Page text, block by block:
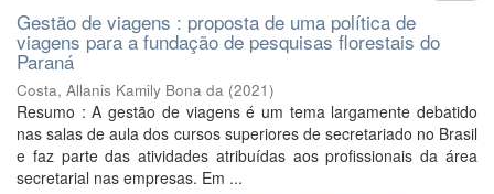
Gestão de viagens : proposta de uma política de
viagens para a fundação de pesquisas florestais do
Paraná
Costa, Allanis Kamily Bona da (2021)
Resumo : A gestão de viagens é um tema largamente debatido
nas salas de aula dos cursos superiores de secretariado no Brasil
e faz parte das atividades atribuídas aos profissionais da área
secretarial nas empresas. Em ...